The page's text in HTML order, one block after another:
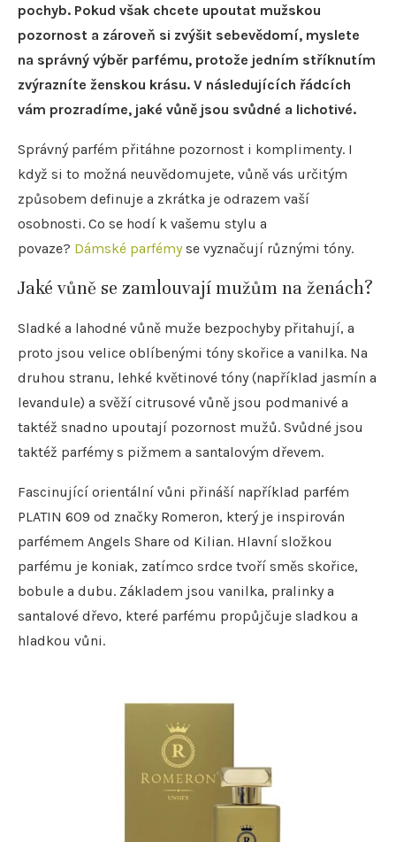
pochyb. Pokud však chcete upoutat mužskou
pozornost a zároveň si zvýšit sebevědomí, myslete
na správný výběr parfému, protože jedním stříknutím
zvýrazníte ženskou krásu. V následujících řádcích
vám prozradíme, jaké vůně jsou svůdné a lichotivé.
Správný parfém přitáhne pozornost i komplimenty. I
když si to možná neuvědomujete, vůně vás určitým
způsobem definuje a zkrátka je odrazem vaší
osobnosti. Co se hodí k vašemu stylu a
povaze? Dámské parfémyse vyznačují různými tóny.
Jaké vůně se zamlouvají mužům na ženách?
Sladké a lahodné vůně muže bezpochyby přitahují, a
proto jsou velice oblíbenými tóny skořice a vanilka. Na
druhou stranu, lehké květinové tóny (například jasmín a
levandule) a svěží citrusové vůně jsou podmanivé a
taktéž snadno upoutají pozornost mužů. Svůdné jsou
taktéž parfémy s pižmem a santalovým dřevem.
Fascinující orientální vůni přináší například parfém
PLATIN 609 od značky Romeron, který je inspirován
parfémem Angels Share od Kilian. Hlavní složkou
parfému je koniak, zatímco srdce tvoří směs skořice,
bobule a dubu. Základem jsou vanilka, pralinky a
santalové dřevo, které parfému propůjčuje sladkou a
hladkou vůni.